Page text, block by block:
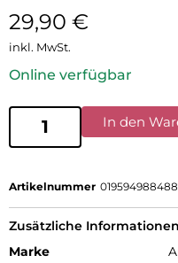
29,90 €
inkl. MwSt.
Online verfügbar
In den
Artikelnummer
Zusätzliche Informationen
Marke